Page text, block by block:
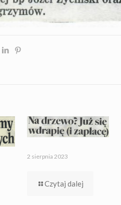
2 sierpnia 2023
Czytaj dalej